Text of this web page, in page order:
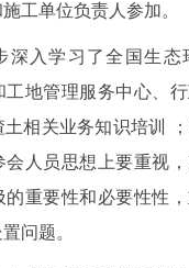
工单位负责人参加。
深入学习了全国生态
工地管理服务中心、
相关业务知识培训
会人员思想上要重视
的重要性和必要性性
问题。